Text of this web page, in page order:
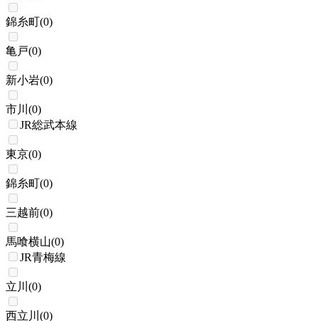
錦糸町(0)
亀戸(0)
新小岩(0)
市川 (0)
JR総武本線
東京(0)
錦糸町(0)
三越前(0)
馬喰横山(0)
JR青梅線
立川 (0)
西立川 (0)